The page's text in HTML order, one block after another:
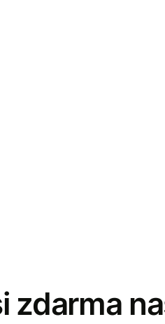
zdarma